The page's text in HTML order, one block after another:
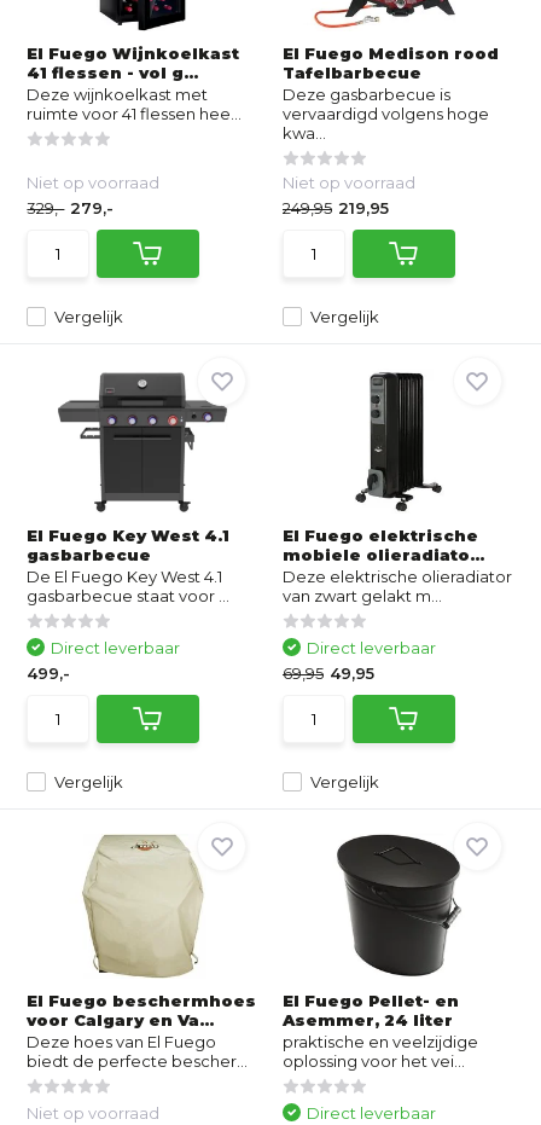
El Fuego Wijnkoelkast
41 flessen - vol g...
Deze wijnkoelkast met
ruimte voor 41 flessen hee...
Vergelijk
Niet op voorraad
329,- 279,-
El Fuego Medison rood
Tafelbarbecue
Deze gasbarbecue is
vervaardigd volgens hoge
kwa...
Vergelijk
Niet op voorraad
249,95 219,95
El Fuego Key West 4.1
gasbarbecue
De El Fuego Key West 4.1
gasbarbecue staat voor ...
Vergelijk
Direct leverbaar
499,-
El Fuego elektrische
mobiele olieradiato...
Deze elektrische olieradiator
van zwart gelakt m...
Vergelijk
Direct leverbaar
69,95 49,95
El Fuego beschermhoes
voor Calgary en Va...
Deze hoes van El Fuego
biedt de perfecte bescher...
Niet op voorraad
El Fuego Pellet- en
Asemmer, 24 liter
praktische en veelzijdige
oplossing voor het vei...
Direct leverbaar